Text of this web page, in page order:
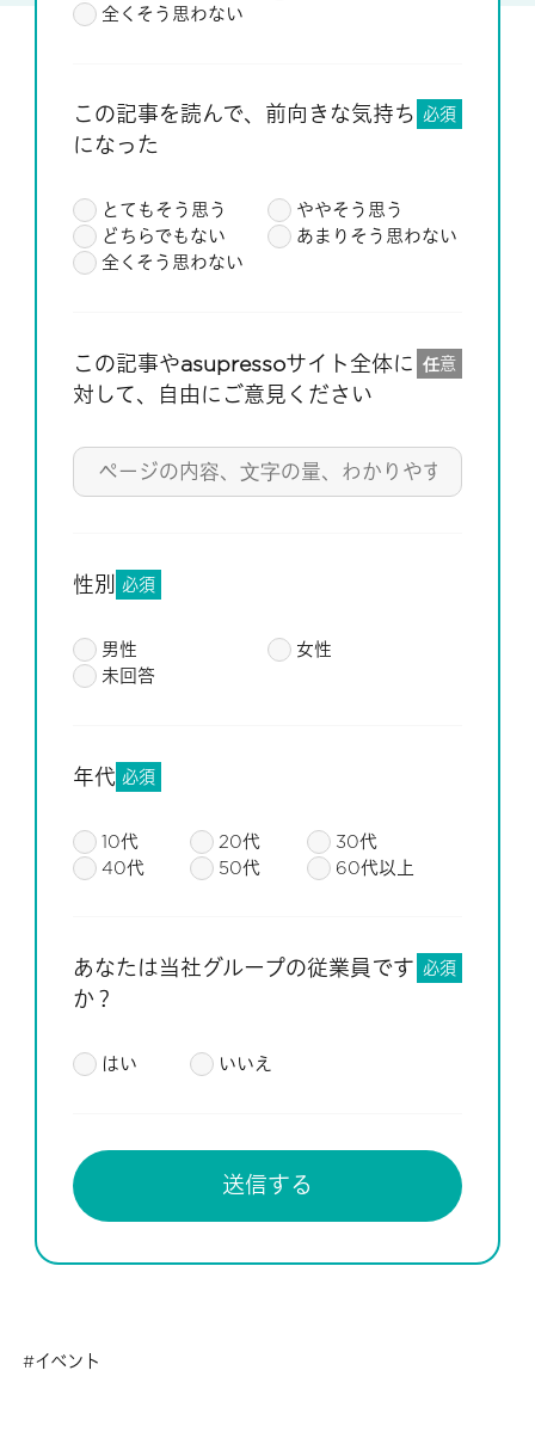
全くそう思わない
この記事を読んで、前向きな気持ち
になった
必須
とてもそう思う
ややそう思う
どちらでもない
あまりそう思わない
全くそう思わない
この記事やasupressoサイト全体に
対して、自由にご意見ください
任意
性別 必須
男性
女性
未回答
年代 必須
10代 20代
30代
40代
50代 60代以上
あなたは当社グループの従業員です
か？
必須
はい いいえ
イベント